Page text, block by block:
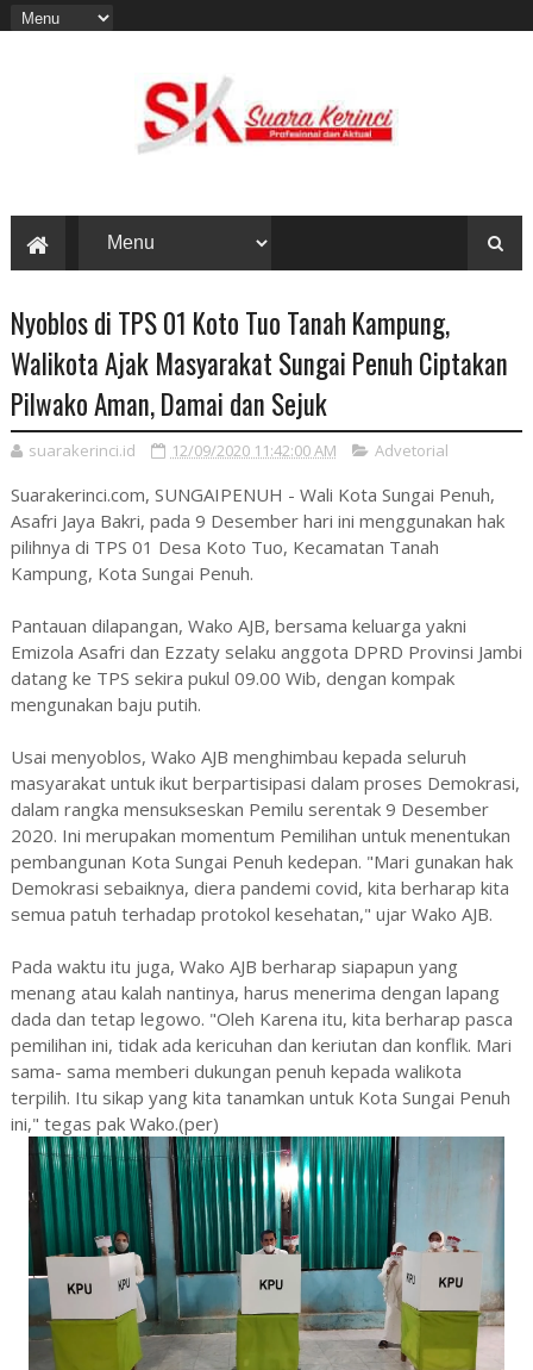
Nyoblos di TPS 01 Koto Tuo Tanah Kampung,
Walikota Ajak Masyarakat Sungai Penuh Ciptakan
Pilwako Aman, Damai dan Sejuk
suarakerinci.id 12/09/2020 11:42:00 AM Advetorial
Suarakerinci.com, SUNGAIPENUH - Wali Kota Sungai Penuh,
Asafri Jaya Bakri, pada 9 Desember hari ini menggunakan hak
pilihnya di TPS 01 Desa Koto Tuo, Kecamatan Tanah
Kampung, Kota Sungai Penuh.
Pantauan dilapangan, Wako AJB, bersama keluarga yakni
Emizola Asafri dan Ezzaty selaku anggota DPRD Provinsi Jambi
datang ke TPS sekira pukul 09.00 Wib, dengan kompak
mengunakan baju putih.
Usai menyoblos, Wako AJB menghimbau kepada seluruh
masyarakat untuk ikut berpartisipasi dalam proses Demokrasi,
dalam rangka mensukseskan Pemilu serentak 9 Desember
2020. Ini merupakan momentum Pemilihan untuk menentukan
pembangunan Kota Sungai Penuh kedepan. "Mari gunakan hak
Demokrasi sebaiknya, diera pandemi covid, kita berharap kita
semua patuh terhadap protokol kesehatan," ujar Wako AJB.
Pada waktu itu juga, Wako AJB berharap siapapun yang
menang atau kalah nantinya, harus menerima dengan lapang
dada dan tetap legowo. "Oleh Karena itu, kita berharap pasca
pemilihan ini, tidak ada kericuhan dan keriutan dan konflik. Mari
sama- sama memberi dukungan penuh kepada walikota
terpilih. Itu sikap yang kita tanamkan untuk Kota Sungai Penuh
ini," tegas pak Wako.(per)